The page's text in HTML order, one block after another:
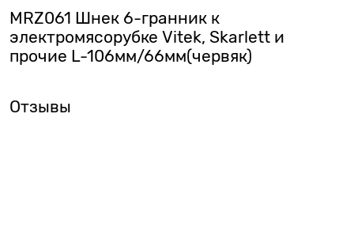
MRZ061 Шнек 6-гранник к
электромясорубке Vitek, Skarlett и
прочие L-106мм/66мм(червяк)
Отзывы